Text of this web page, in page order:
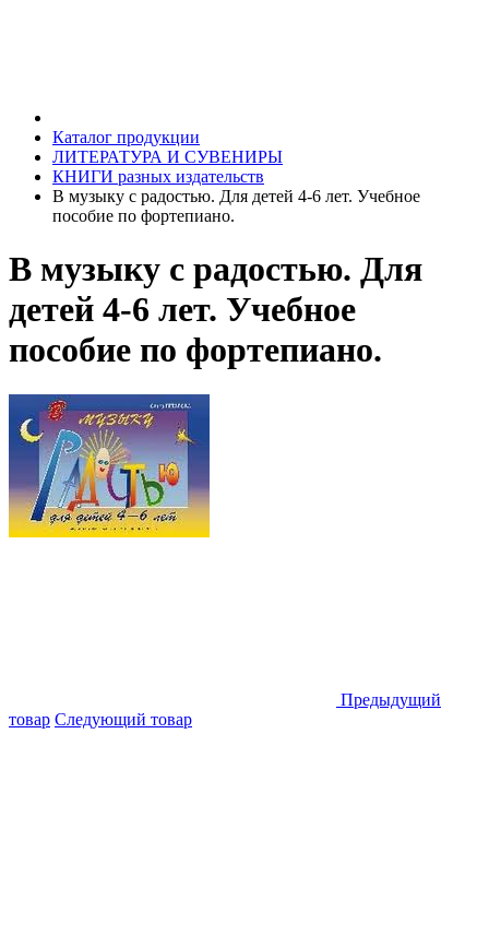
Каталог продукции
ЛИТЕРАТУРА И СУВЕНИРЫ
КНИГИ разных издательств
В музыку с радостью. Для детей 4-6 лет. Учебное
пособие по фортепиано.
В музыку с радостью. Для
детей 4-6 лет. Учебное
пособие по фортепиано.
Предыдущий
товар Следующий товар